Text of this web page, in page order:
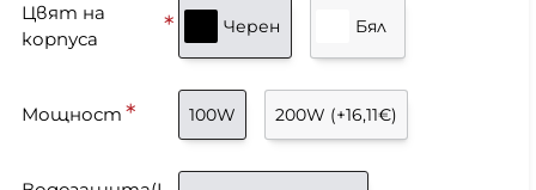
Цвят на
корпуса
Черен Бял
Мощност 100W 200W (+16,11€)